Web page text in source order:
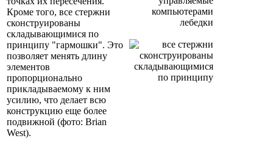
Кроме того, все стержни
сконструированы
складывающимися по
принципу "гармошки". Это
позволяет менять длину
элементов
пропорционально
прикладываемому к ним
усилию, что делает всю
конструкцию еще более
подвижной (фото: Brian
West).